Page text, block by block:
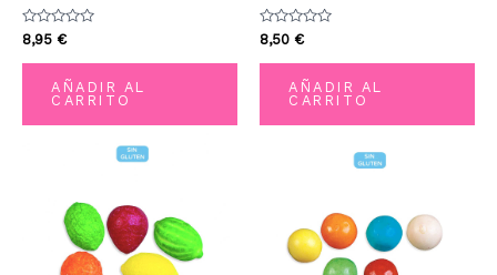
Valorado
con
0
8,95 €
AÑADIR AL
CARRITO
Valorado
con
0
8,50 €
AÑADIR AL
CARRITO